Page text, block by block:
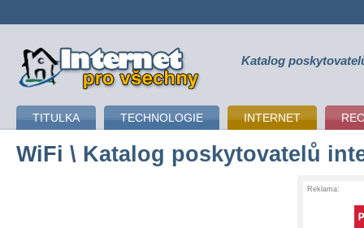
připojení k internetu Katalog
TITULKA TECHNOLOGIE INTERNET
WiFi \ Katalog poskytovatelů
Reklama: